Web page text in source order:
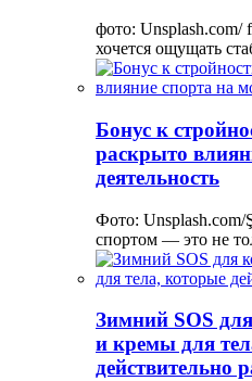
фото: Unsplash.com/
хочется ощущать
Бонус к
раскрыто
деятельность
Фото:
спортом — это не
Зимний SOS
и кремы для
действительно